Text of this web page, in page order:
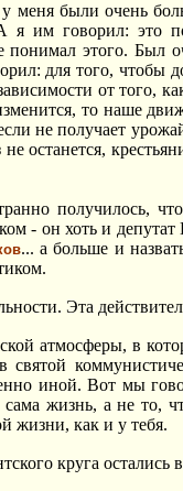
меня были очень
им говорил: это
этого. Был
для того, чтобы
от того,
то наше
не получает
останется,
получилось,
- он хоть и депутат
... а больше и
Эта
атмосферы, в
иной. Вот мы
жизнь, а не то,
жизни, как и у тебя.
круга